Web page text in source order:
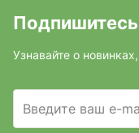
Узнавайте о
Введите ваш e-